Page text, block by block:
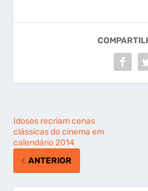
Idosos recriam cenas
clássicas do cinema em
calendário 2014
ANTERIOR